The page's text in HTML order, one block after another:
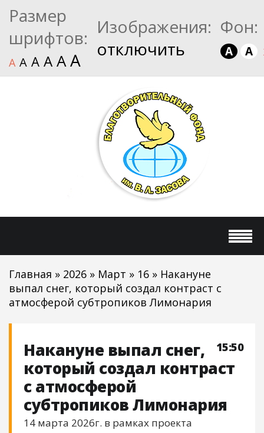
Размер
шрифтов:
A A A A AA
Изображения:
отключить
Фон:
A A
Главная » 2026 » Март » 16 » Накануне
выпал снег, который создал контраст с
атмосферой субтропиков Лимонария
15:50
Накануне выпал снег,
который создал контраст
с атмосферой
субтропиков Лимонария
14 марта 2026г. в рамках проекта